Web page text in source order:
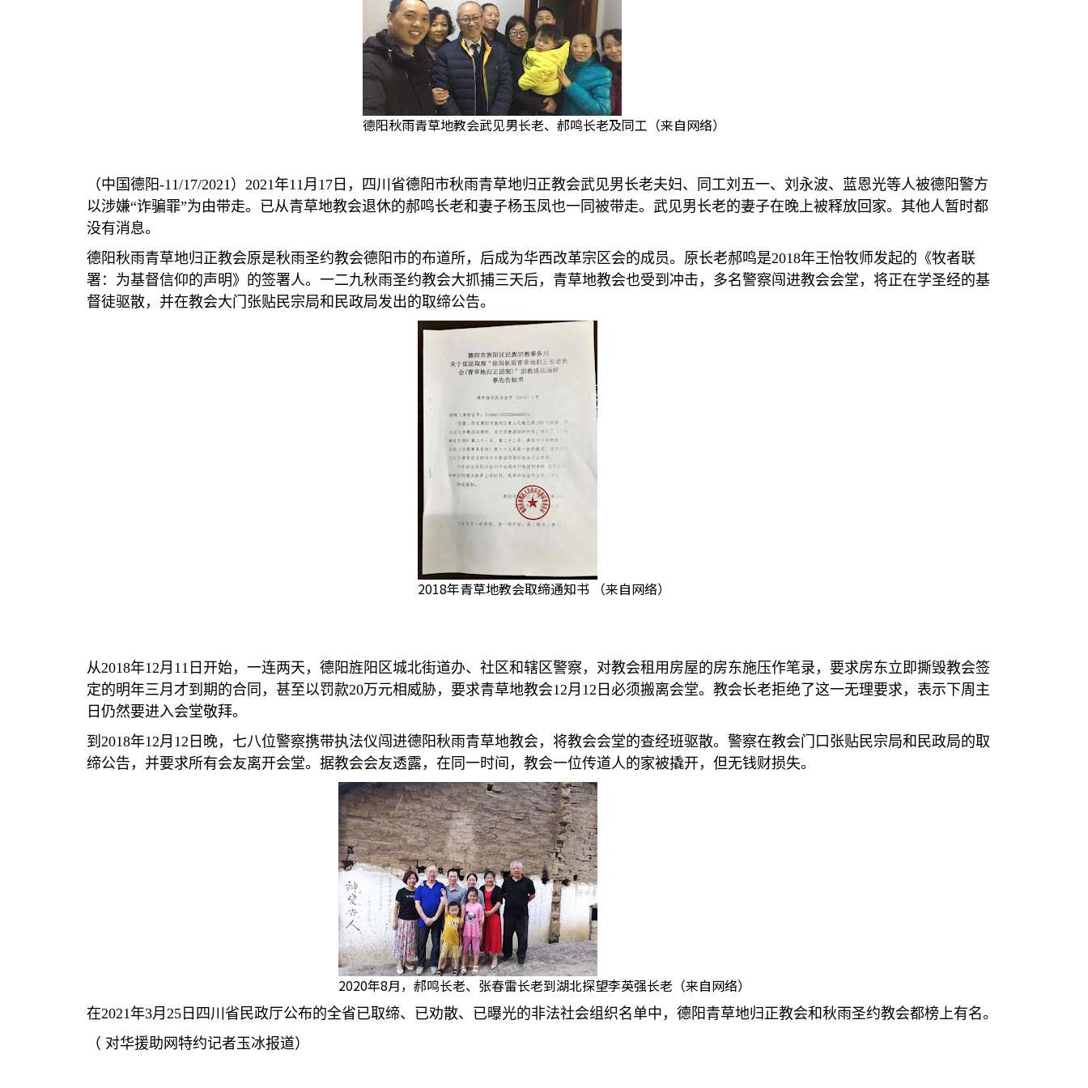
德阳秋雨青草地教会武见男长老、郝鸣长老及同工（来自网络）
（中国德阳-11/17/2021） 2021年11月 17 日，四川省德阳市秋雨青草地归正教会武见男长老夫妇、同工刘五一、刘永波、蓝恩光等人被德阳警方
以涉嫌“诈骗罪”为由带走。已从青草地教会退休的郝鸣长老和妻子杨玉凤也一同被带走。武见男长老的妻子在晚上被释放回家。其他人暂时都
没有消息。
德阳秋雨青草地归正教会原是秋雨圣约教会德阳市的布道所，后成为华西改革宗区会的成员。原长老郝鸣是2018年王怡牧师发起的《牧者联
署：为基督信仰的声明》的签署人。一二九秋雨圣约教会大抓捕三天后，青草地教会也受到冲击，多名警察闯进教会会堂，将正在学圣经的基
督徒驱散，并在教会大门张贴民宗局和民政局发出的取缔公告。
2018年青草地教会取缔通知书 （来自网络）
从2018年12月 11 日开始，一连两天，德阳旌阳区城北街道办、社区和辖区警察，对教会租用房屋的房东施压作笔录，要求房东立即撕毁教会签
定的明年三月才到期的合同，甚至以罚款20万元相威胁，要求青草地教会12月 12 日必须搬离会堂。教会长老拒绝了这一无理要求，表示下周主
日仍然要进入会堂敬拜。
到 2018年12月 12 日晚，七八位警察携带执法仪闯进德阳秋雨青草地教会，将教会会堂的查经班驱散。警察在教会门口张贴民宗局和民政局的取
缔公告，并要求所有会友离开会堂。据教会会友透露，在同一时间，教会一位传道人的家被撬开，但无钱财损失。
2020年8月，郝鸣长老、张春雷长老到湖北探望李英强长老（来自网络）
在2021年3月 25 日四川省民政厅公布的全省已取缔、已劝散、已曝光的非法社会组织名单中，德阳青草地归正教会和秋雨圣约教会都榜上有名。
（ 对华援助网特约记者玉冰报道）